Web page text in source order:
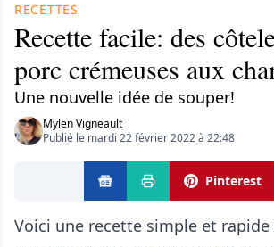
RECETTES
Recette facile: des
porc crémeuses aux
Une nouvelle idée de souper!
Mylen Vigneault
Publié le mardi 22 février 2022 à 22:48
Pinterest
Voici une recette simple et